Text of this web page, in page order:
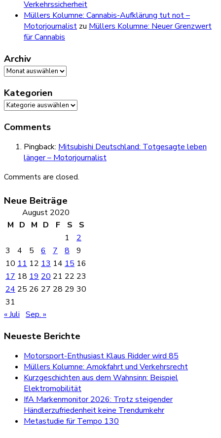
Verkehrssicherheit
Müllers Kolumne: Cannabis-Aufklärung tut not –
Motorjournalist zu Müllers Kolumne: Neuer Grenzwert
für Cannabis
Archiv
Archiv
Kategorien
Kategorien
Comments
Pingback: Mitsubishi Deutschland: Totgesagte leben
länger – Motorjournalist
Comments are closed.
Neue Beiträge
August 2020
M D M D F S
S
1
2
3
4 5 6 7 8
9
10 11 12 13 14 15 16
17 18 19 20 21 22 23
24 25 26 27 28 29 30
31
« Juli Sep. »
Neueste Berichte
Motorsport-Enthusiast Klaus Ridder wird 85
Müllers Kolumne: Amokfahrt und Verkehrsrecht
Kurzgeschichten aus dem Wahnsinn: Beispiel
Elektromobilität
IfA Markenmonitor 2026: Trotz steigender
Händlerzufriedenheit keine Trendumkehr
Metastudie für Tempo 130